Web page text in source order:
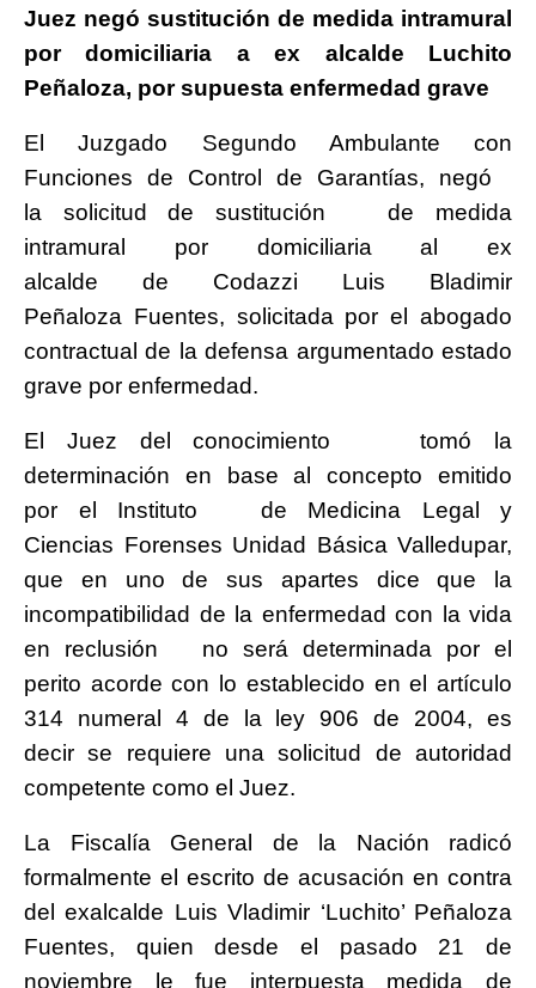
Juez negó sustitución de medida intramural
por domiciliaria a ex alcalde Luchito
Peñaloza, por supuesta enfermedad grave
El Juzgado Segundo Ambulante con
Funciones de Control de Garantías, negó
la solicitud de sustitución de medida
intramural por domiciliaria al ex
alcalde de Codazzi Luis Bladimir
Peñaloza Fuentes, solicitada por el abogado
contractual de la defensa argumentado estado
grave por enfermedad.
El Juez del conocimiento tomó la
determinación en base al concepto emitido
por el Instituto de Medicina Legal y
Ciencias Forenses Unidad Básica Valledupar,
que en uno de sus apartes dice que la
incompatibilidad de la enfermedad con la vida
en reclusión no será determinada por el
perito acorde con lo establecido en el artículo
314 numeral 4 de la ley 906 de 2004, es
decir se requiere una solicitud de autoridad
competente como el Juez.
La Fiscalía General de la Nación radicó
formalmente el escrito de acusación en contra
del exalcalde Luis Vladimir ‘Luchito’ Peñaloza
Fuentes, quien desde el pasado 21 de
noviembre le fue interpuesta medida de